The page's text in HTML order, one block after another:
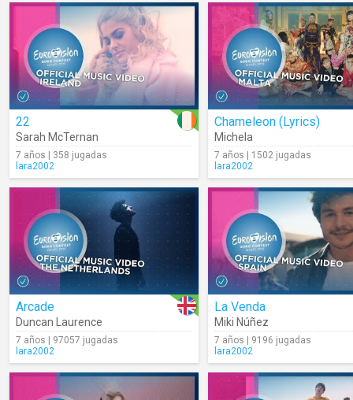
22
Sarah McTernan
7 años | 358 jugadas
lara2002
Chameleon (Lyrics)
Michela
7 años | 1502 jugadas
lara2002
Arcade
Duncan Laurence
7 años | 97057 jugadas
lara2002
La Venda
Miki Núñez
7 años | 9196 jugadas
lara2002